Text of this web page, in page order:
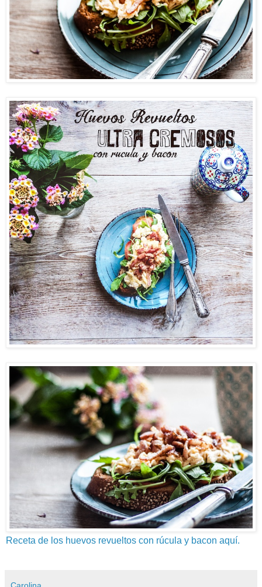
Receta de los huevos revueltos con rúcula y bacon aquí.